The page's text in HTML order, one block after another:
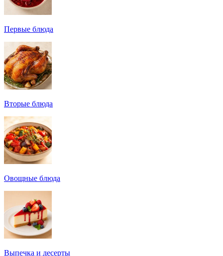
Первые блюда
Вторые блюда
Овощные блюда
Выпечка и десерты